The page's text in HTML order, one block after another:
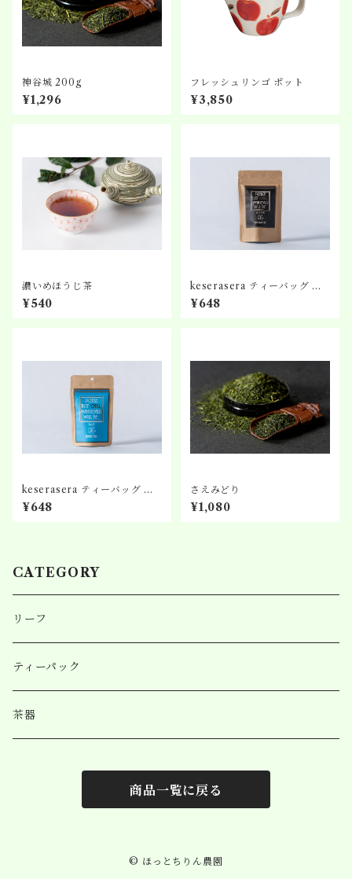
神谷城 200g
¥1,296
フレッシュリンゴ ポット
¥3,850
濃いめほうじ茶
¥540
keserasera ティーバッグ N
o.5 ほうじ茶
¥648
keserasera ティーバッグ N
o.2 濃厚ブレンド茶
¥648
さえみどり
¥1,080
CATEGORY
リーフ
ティーパック
茶器
商品一覧に戻る
© ほっとちりん農園